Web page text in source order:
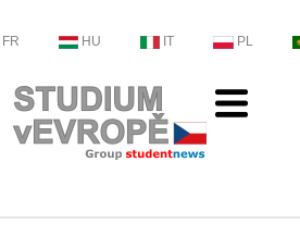
FR HU IT PL